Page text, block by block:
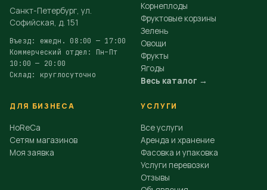
Санкт-Петербург, ул.
Софийская, д. 151
Въезд: ежедн. 08:00 — 17:00
Коммерческий отдел: Пн–Пт
10:00 — 20:00
Склад: круглосуточно
Корнеплоды
Фруктовые корзины
Зелень
Овощи
Фрукты
Ягоды
Весь каталог →
ДЛЯ БИЗНЕСА
HoReCa
Сетям магазинов
Моя заявка
УСЛУГИ
Все услуги
Аренда и хранение
Фасовка и упаковка
Услуги перевозки
Отзывы